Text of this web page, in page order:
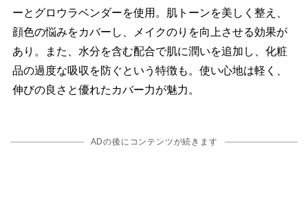
ーとグロウラベンダーを使用。肌トーンを美しく整え、
顔色の悩みをカバーし、メイクのりを向上させる効果が
あり。また、水分を含む配合で肌に潤いを追加し、化粧
品の過度な吸収を防ぐという特徴も。使い心地は軽く、
伸びの良さと優れたカバー力が魅力。
ADの後にコンテンツが続きます